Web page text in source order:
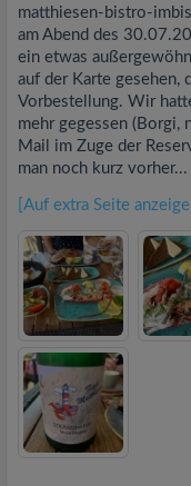
matthiesen-bistro-
am Abend des
ein etwas
auf der Karte gesehen,
Vorbestellung. Wir
mehr gegessen (Borgi,
Mail im Zuge der
man noch kurz vorher...
[Auf extra Seite